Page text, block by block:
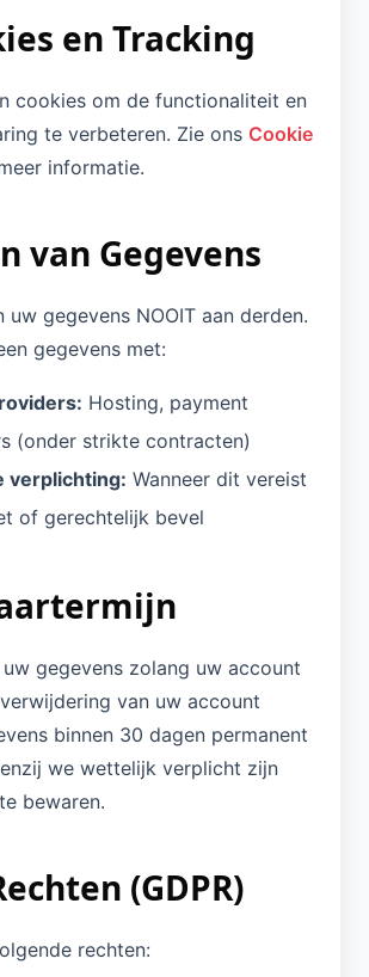
en Tracking
cookies om de functionaliteit en
te verbeteren. Zie ons Cookie
informatie.
van Gegevens
uw gegevens NOOIT aan derden.
gegevens met:
Hosting, payment
(onder strikte contracten)
verplichting: Wanneer dit vereist
of gerechtelijk bevel
gegevens zolang uw account
van uw account
binnen 30 dagen permanent
we wettelijk verplicht zijn
bewaren.
(GDPR)
rechten: